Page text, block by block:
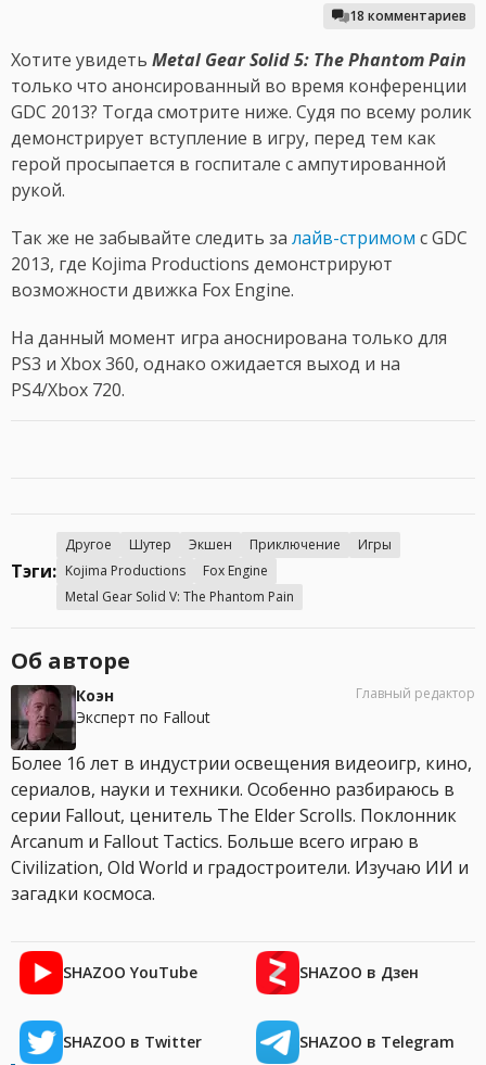
18 комментариев
Хотите увидеть Metal Gear Solid 5: The Phantom Pain
только что анонсированный во время конференции
GDC 2013? Тогда смотрите ниже. Судя по всему ролик
демонстрирует вступление в игру, перед тем как
герой просыпается в госпитале с ампутированной
рукой.
Так же не забывайте следить за лайв-стримом с GDC
2013, где Kojima Productions демонстрируют
возможности движка Fox Engine.
На данный момент игра аноснирована только для
PS3 и Xbox 360, однако ожидается выход и на
PS4/Xbox 720.
Тэги:
Другое Шутер Экшен Приключение
Игры
Kojima Productions
Fox Engine
Metal Gear Solid V: The Phantom Pain
Об авторе
Коэн
Эксперт по Fallout
Главный редактор
Более 16 лет в индустрии освещения видеоигр, кино,
сериалов, науки и техники. Особенно разбираюсь в
серии Fallout, ценитель The Elder Scrolls. Поклонник
Arcanum и Fallout Tactics. Больше всего играю в
Civilization, Old World и градостроители. Изучаю ИИ и
загадки космоса.
SHAZOO YouTube SHAZOO в Дзен
SHAZOO в Twitter SHAZOO в Telegram